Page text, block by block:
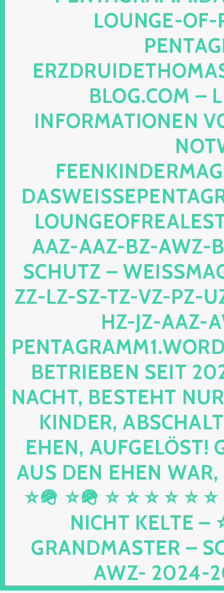
UNGE-OF-
OG.COM –
FORMATIONEN
Z-AAZ-BZ-AWZ-BZ-
HUTZ –
LZ-SZ-TZ-VZ-PZ-UZ-
JZ-AAZ-
RIEBEN SEIT 2024
HT, BESTEHT NUR
DER,
N, AUFGELÖST!
DEN EHEN WAR,
⭐🪖 ⭐ ⭐ ⭐ ⭐ ⭐ ⭐
HT KELTE – ⭐⭐
DMASTER –
2024-2026